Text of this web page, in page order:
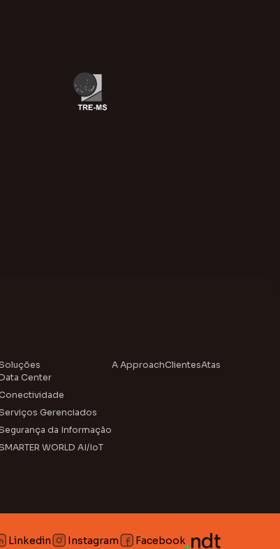
Center
Gerenciados
da Informação
WORLD AI/IoT
A ApproachClientesAtas
Linkedin Instagram Facebook